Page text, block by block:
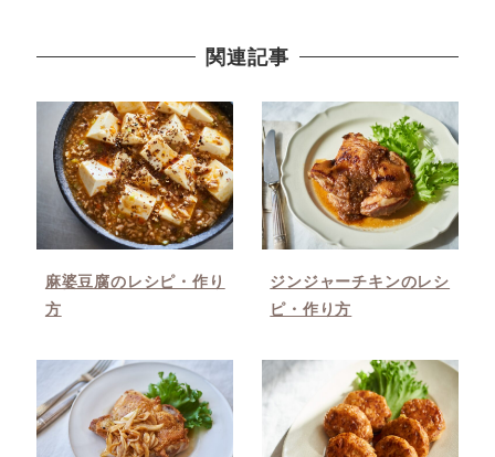
関連記事
麻婆豆腐のレシピ・作り
方
ジンジャーチキンのレシ
ピ・作り方